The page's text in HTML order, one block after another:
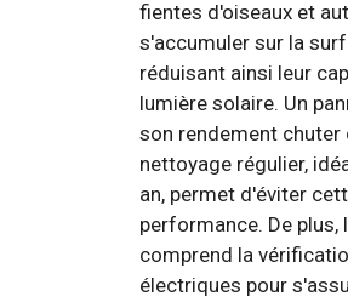
fientes d'oiseaux et
s'accumuler sur la
réduisant ainsi leur
lumière solaire. Un
son rendement chuter
nettoyage régulier,
an, permet d'éviter
performance. De
comprend la
électriques pour